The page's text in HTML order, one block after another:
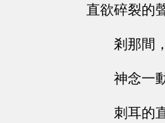
直欲碎裂的
剎那間
神念一
刺耳的